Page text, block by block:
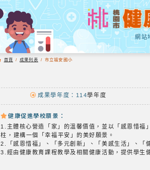
網站
首頁 / 成果列表 / 市立福安國小
成果學年度：114學年度
健康促進學校願景：
1.主體核心營造「家」的溫馨價值，並以「感恩惜福
柱，建構一個「幸福平安」的美好願景。
2.「感恩惜福」、「多元創新」、「美感生活」、「
3.經由健康教育課程教學及相關健康活動，提供學生